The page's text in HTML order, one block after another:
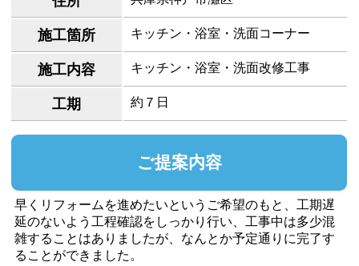
施工箇所 キッチン・浴室・洗面コーナー
施工内容 キッチン・浴室・洗面改修工事
工期 約７日
ご提案内容
早くリフォームを進めたいというご希望のもと、工期遅
延のないよう工程確認をしっかり行い、工事中は多少混
雑することはありましたが、なんとか予定通りに完了す
ることができました。